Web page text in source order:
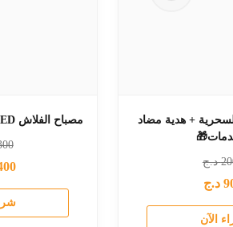
+ هدية مضاد
د.ج
د.ج
الآن
مصباح الفلاش LED متعدد الاستخدامات